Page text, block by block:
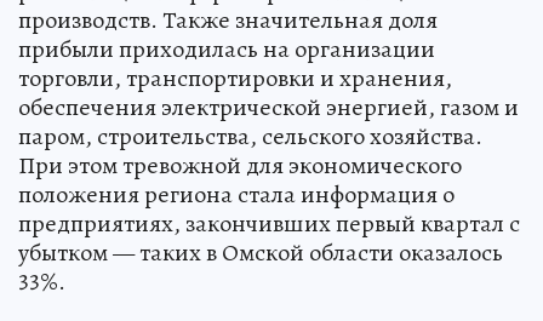
производств. Также значительная доля
прибыли приходилась на организации
торговли, транспортировки и хранения,
обеспечения электрической энергией, газом и
паром, строительства, сельского хозяйства.
При этом тревожной для экономического
положения региона стала информация о
предприятиях, закончивших первый квартал с
убытком — таких в Омской области оказалось
33%.